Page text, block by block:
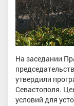
На заседании
утвердили
Севастополя.
условий для